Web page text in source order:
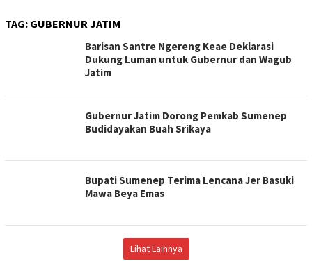
TAG: GUBERNUR JATIM
Barisan Santre Ngereng Keae Deklarasi
Dukung Luman untuk Gubernur dan Wagub
Jatim
Gubernur Jatim Dorong Pemkab Sumenep
Budidayakan Buah Srikaya
Bupati Sumenep Terima Lencana Jer Basuki
Mawa Beya Emas
Lihat Lainnya